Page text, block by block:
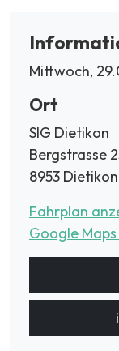
Mittwoch,
Ort
SIG Dietikon
Bergstrasse
8953 Dietikon
Fahrplan
Google